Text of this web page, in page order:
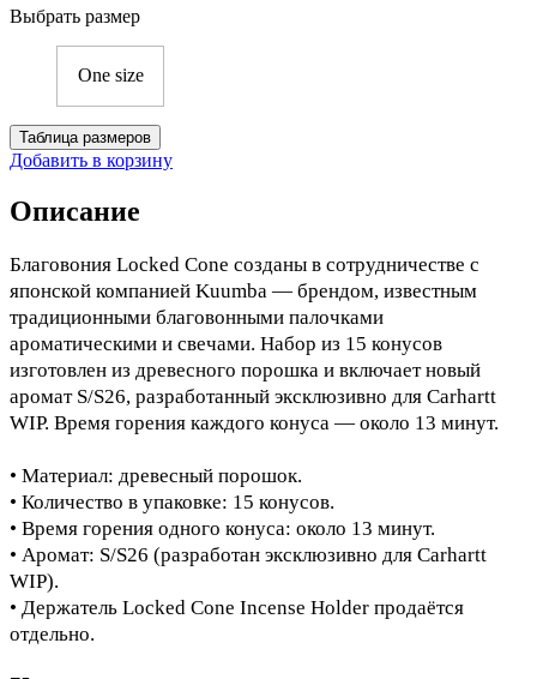
Выбрать размер
One size
Таблица размеров
Добавить в корзину
Описание
Благовония Locked Cone созданы в сотрудничестве с
японской компанией Kuumba — брендом, известным
традиционными благовонными палочками
ароматическими и свечами. Набор из 15 конусов
изготовлен из древесного порошка и включает новый
аромат S/S26, разработанный эксклюзивно для Carhartt
WIP. Время горения каждого конуса — около 13 минут.
• Материал: древесный порошок.
• Количество в упаковке: 15 конусов.
• Время горения одного конуса: около 13 минут.
• Аромат: S/S26 (разработан эксклюзивно для Carhartt
WIP).
• Держатель Locked Cone Incense Holder продаётся
отдельно.